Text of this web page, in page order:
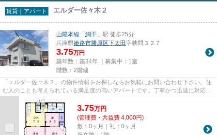
賃貸｜アパート エルダー佐々木２
山陽本線 「網干 」駅 徒歩25分
兵庫県姫路市勝原区下太田字狭問３２７
3.75万円
築年数：築34年 ｜募集中： 1室
階数：2階建
「エルダー佐々木２」の物件情報をお探しならお気軽にお問い合わせ下さい。住
む人のことも考えられている満足度の高いアパートです。丁寧かつ迅速に対応す
る事がモットーの当社なら、...
3.75万円
(管理費・共益費 4,000円)
敷：0ヶ月｜礼：0ヶ月